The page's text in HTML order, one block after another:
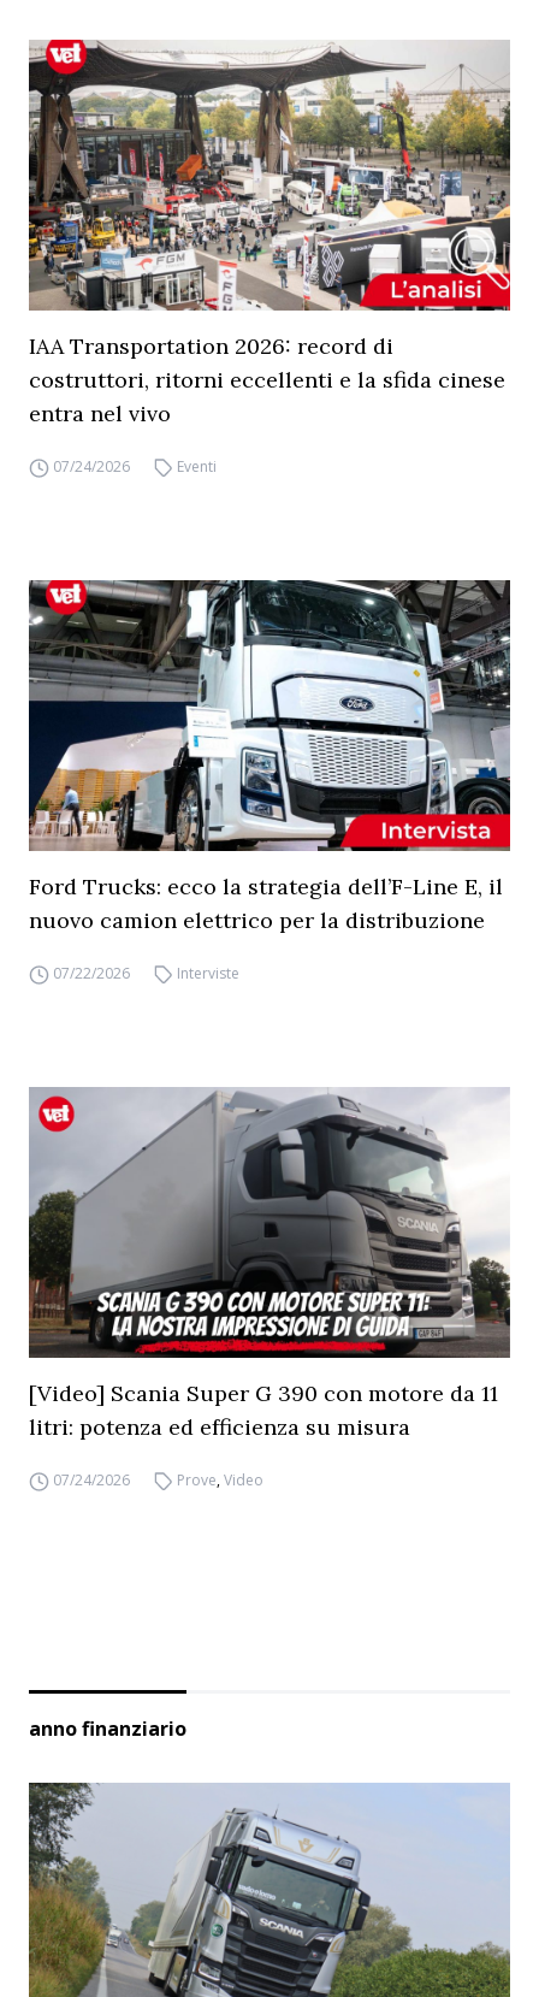
IAA Transportation 2026: record di
costruttori, ritorni eccellenti e la sfida cinese
entra nel vivo
07/24/2026 Eventi
Ford Trucks: ecco la strategia dell’F-Line E, il
nuovo camion elettrico per la distribuzione
07/22/2026 Interviste
[Video] Scania Super G 390 con motore da 11
litri: potenza ed efficienza su misura
07/24/2026 Prove,Video
anno finanziario